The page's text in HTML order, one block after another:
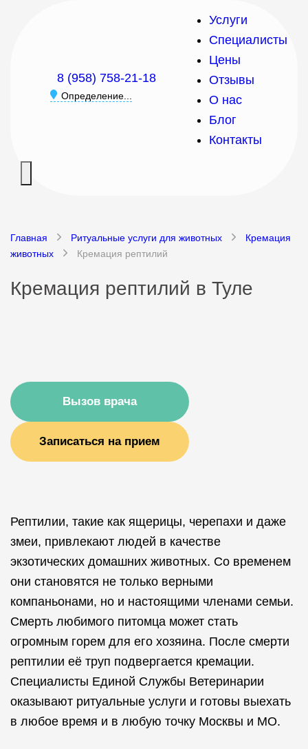
Услуги
Специалисты
Цены
Отзывы
О нас
Блог
Контакты
8 (958) 758-21-18
Определение...
Главная Ритуальные услуги для животных
Кремация
животных
Кремация рептилий
Кремация рептилий в Туле
Вызов врача
Записаться на прием
Рептилии, такие как ящерицы, черепахи и даже
змеи, привлекают людей в качестве
экзотических домашних животных. Со временем
они становятся не только верными
компаньонами, но и настоящими членами семьи.
Смерть любимого питомца может стать
огромным горем для его хозяина. После смерти
рептилии её труп подвергается кремации.
Специалисты Единой Службы Ветеринарии
оказывают ритуальные услуги и готовы выехать
в любое время и в любую точку Москвы и МО.